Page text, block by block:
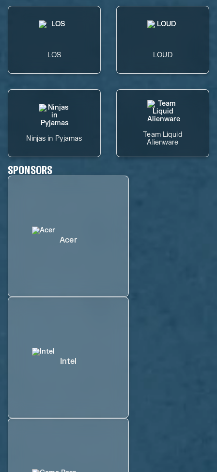
LOS LOUD
Ninjas in Pyjamas
Team Liquid
Alienware
SPONSORS
Acer
Intel